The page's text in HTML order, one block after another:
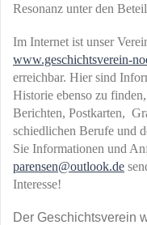
Resonanz unter den
Im Internet ist unser
www.geschichtsverein-
erreichbar. Hier sind
Historie ebenso zu
Berichten, Postkarten,
schiedlichen Berufe und
Sie Informationen und
parensen@outlook.de
Interesse!
Der Geschichtsverein